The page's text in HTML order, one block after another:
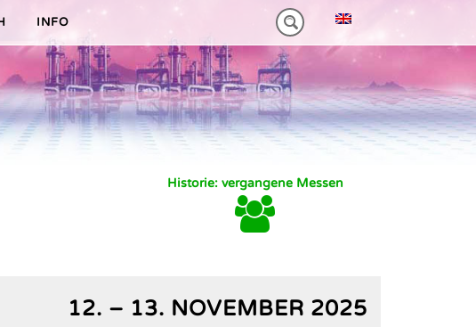
VORTEILE HEAVY-DUTY
(25-1000NM) VORTEILE VT PLUS-SERIE
MT-SERIE (25-75NM)
INFO
Historie: vergangene Messen
12. – 13. NOVEMBER 2025